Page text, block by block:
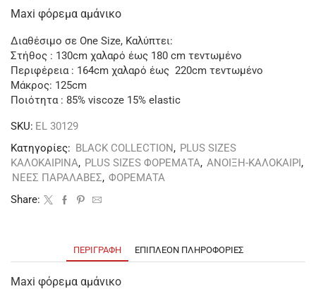
Maxi φόρεμα αμάνικο
Διαθέσιμο σε One Size, Καλύπτει:
Στήθος : 130cm χαλαρό έως 180 cm τεντωμένο
Περιφέρεια : 164cm χαλαρό έως 220cm τεντωμένο
Μάκρος: 125cm
Ποιότητα : 85% viscoze 15% elastic
SKU: EL 30129
Κατηγορίες: BLACK COLLECTION, PLUS SIZES
ΚΑΛΟΚΑΙΡΙΝΑ, PLUS SIZES ΦΟΡΕΜΑΤΑ, ΑΝΟΙΞΗ-ΚΑΛΟΚΑΙΡΙ,
ΝΕΕΣ ΠΑΡΑΛΑΒΕΣ, ΦΟΡΕΜΑΤΑ
Share:
ΠΕΡΙΓΡΑΦΉ ΕΠΙΠΛΈΟΝ ΠΛΗΡΟΦΟΡΊΕΣ
Maxi φόρεμα αμάνικο